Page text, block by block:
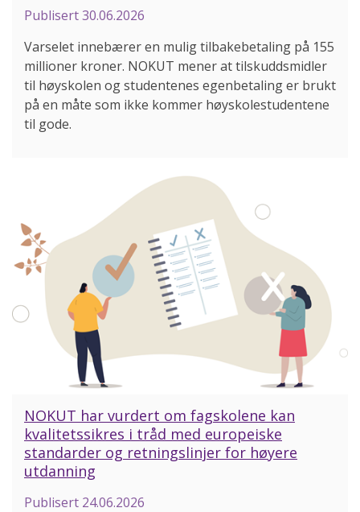
Publisert30.06.2026
Varselet innebærer en mulig tilbakebetaling på 155
millioner kroner. NOKUT mener at tilskuddsmidler
til høyskolen og studentenes egenbetaling er brukt
på en måte som ikke kommer høyskolestudentene
til gode.
NOKUT har vurdert om fagskolene kan
kvalitetssikres i tråd med europeiske
standarder og retningslinjer for høyere
utdanning
Publisert 24.06.2026